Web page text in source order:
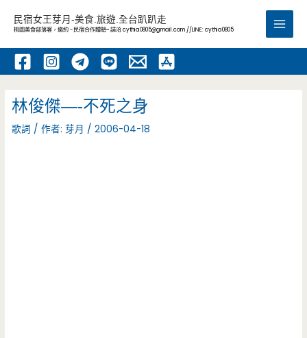
內
民宿女王芽月-美食.旅遊.全台趴趴走
桃園美食部落客，邀約 -民宿合作體驗~ 請洽cythia0805@gmail.com //LINE: cythia0805
Main
林俊傑—-不死之身
歌詞 / 作者:芽月 /2006-04-18